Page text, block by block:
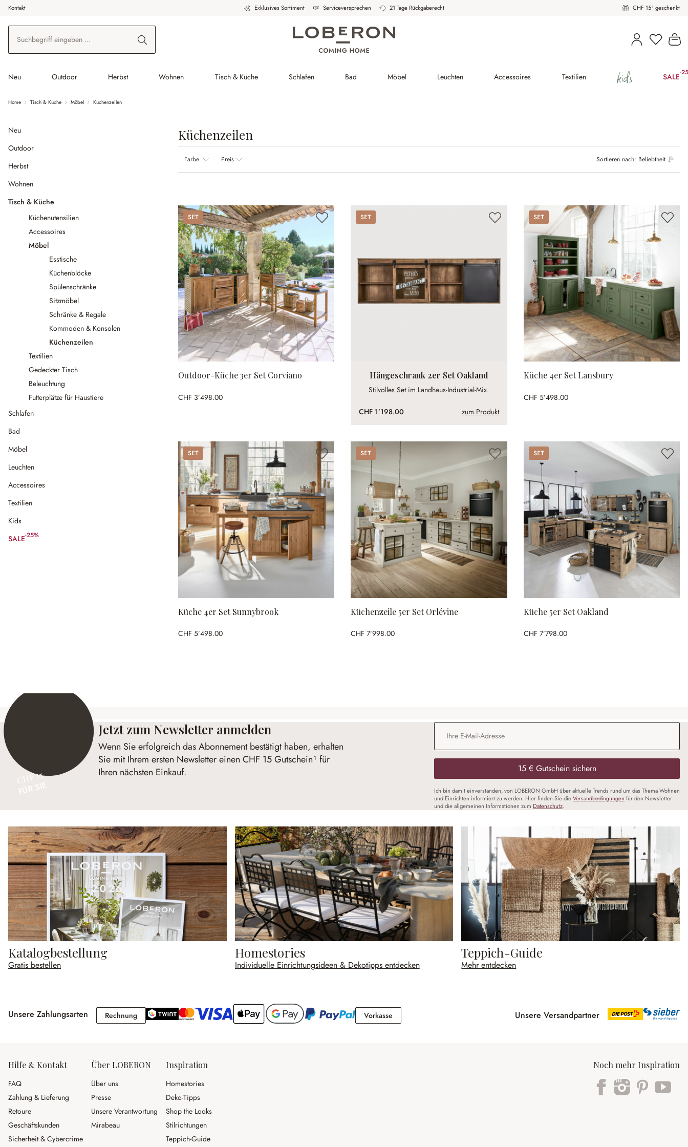
Hauptinhalt springen
Zur Suche springen
Zur Hauptnavigation springen
Kontakt Exklusives Sortiment Serviceversprechen 21 Tage Rückgaberecht CHF 15¹ geschenkt
Neu Outdoor Herbst Wohnen Tisch & Küche Schlafen Bad Möbel Leuchten Accessoires Textilien kids SALE-
Home Tisch & Küche Möbel Küchenzeilen
Neu
Outdoor
Herbst
Wohnen
Tisch & Küche
Küchenutensilien
Accessoires
Möbel
Esstische
Küchenblöcke
Spülenschränke
Sitzmöbel
Schränke & Regale
Kommoden & Konsolen
Küchenzeilen
Textilien
Gedeckter Tisch
Beleuchtung
Futterplätze für Haustiere
Schlafen
Bad
Möbel
Leuchten
Accessoires
Textilien
Kids
SALE-25%
(25% gespart)
Küchenzeilen
Sortieren nach: Beliebtheit
Farbe Preis
Set
Outdoor-Küche 3er Set Corviano
CHF 3’498.00
Set
Hängeschrank 2er Set Oakland
Stilvolles Set im Landhaus-Industrial-Mix.
CHF 1’198.00 zum Produkt
Set
Küche 4er Set Lansbury
CHF 5’498.00
Set
Küche 4er Set Sunnybrook
CHF 5’498.00
Set
Küchenzeile 5er Set Orlévine
CHF 7’998.00
Set
Küche 5er Set Oakland
CHF 7’798.00
CHF 15
Jetzt zum Newsletter anmelden
Wenn Sie erfolgreich das Abonnement bestätigt haben, erhalten
Sie mit Ihrem ersten Newsletter einen CHF 15 Gutschein¹ für
Ihren nächsten Einkauf.
E-Mail-Adresse*
15 € Gutschein sichern
Ich bin damit einverstanden, von LOBERON GmbH über aktuelle Trends rund um das Thema Wohnen
und Einrichten informiert zu werden. Hier finden Sie dieVersandbedingungen für den Newsletter
und die allgemeinen Informationen zum Datenschutz.
Katalogbestellung
Gratis bestellen
Homestories
Individuelle Einrichtungsideen & Dekotipps entdecken
Teppich-Guide
Mehr entdecken
Unsere Zahlungsarten RechnungRechnung VorkasseVorkasse Unsere Versandpartner
Hilfe & Kontakt
FAQ
Zahlung & Lieferung
Retoure
Geschäftskunden
Sicherheit & Cybercrime
Über LOBERON
Über uns
Presse
Unsere Verantwortung
Mirabeau
Inspiration
Homestories
Deko-Tipps
Shop the Looks
Stilrichtungen
Teppich-Guide
Noch mehr Inspiration